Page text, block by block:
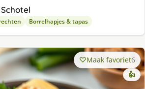
Borrelhapjes & tapas
Maak favoriet6
👍